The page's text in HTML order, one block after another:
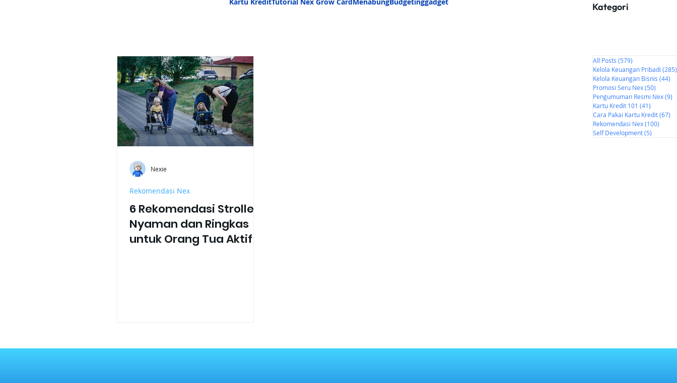
Kategori
6 Rekomendasi Stroller
Nyaman dan Ringkas
untuk Orang Tua Aktif
Rekomendasi Nex
Nexie
All Posts (579)
Kelola Keuangan Pribadi (285)
Kelola Keuangan Bisnis (44)
Promosi Seru Nex(50)
Pengumuman Resmi Nex(9)
Kartu Kredit 101 (41)
Cara Pakai Kartu Kredit(67)
Rekomendasi Nex(100)
Self Development(5)